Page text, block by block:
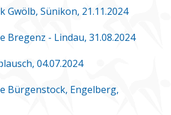
Gwölb, Sünikon, 21.11.2024
Bregenz - Lindau, 31.08.2024
04.07.2024
Bürgenstock, Engelberg,